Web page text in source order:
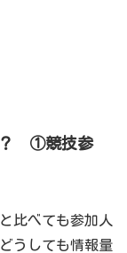
？ ①競技参
比べても参加人
うしても情報量